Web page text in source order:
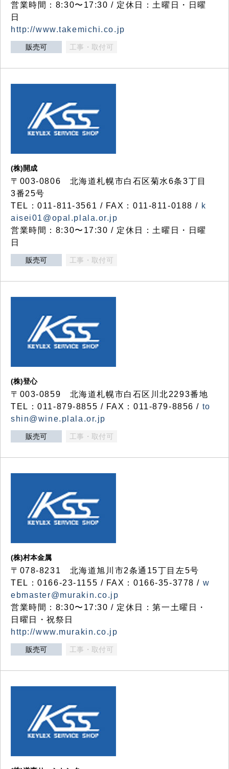
営業時間：8:30〜17:30 / 定休日：土曜日・日曜
日
http://www.takemichi.co.jp
販売可 工事・取付可
(株)開成
〒003-0806 北海道札幌市白石区菊水6条3丁目
3番25号
TEL：011-811-3561 / FAX：011-811-0188 / k
aisei01@opal.plala.or.jp
営業時間：8:30〜17:30 / 定休日：土曜日・日曜
日
販売可 工事・取付可
(株)登心
〒003-0859 北海道札幌市白石区川北2293番地
TEL：011-879-8855 / FAX：011-879-8856 / to
shin@wine.plala.or.jp
販売可 工事・取付可
(株)村本金属
〒078-8231 北海道旭川市2条通15丁目左5号
TEL：0166-23-1155 / FAX：0166-35-3778 / w
ebmaster@murakin.co.jp
営業時間：8:30〜17:30 / 定休日：第一土曜日・
日曜日・祝祭日
http://www.murakin.co.jp
販売可 工事・取付可